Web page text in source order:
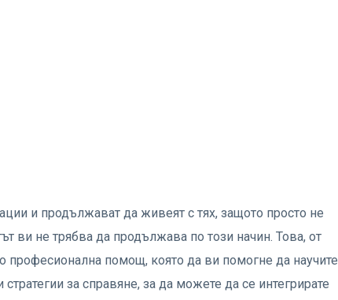
и продължават да живеят с тях, защото просто не
ви не трябва да продължава по този начин. Това, от
помощ, която да ви помогне да научите
за справяне, за да можете да се интегрирате